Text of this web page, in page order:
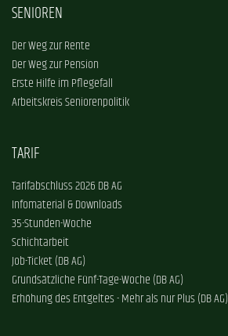
SENIOREN
Der Weg zur Rente
Der Weg zur Pension
Erste Hilfe im Pflegefall
Arbeitskreis Seniorenpolitik
TARIF
Tarifabschluss 2026 DB AG
Infomaterial & Downloads
35-Stunden-Woche
Schichtarbeit
Job-Ticket (DB AG)
Grundsätzliche Fünf-Tage-Woche (DB AG)
Erhöhung des Entgeltes - Mehr als nur Plus (DB AG)